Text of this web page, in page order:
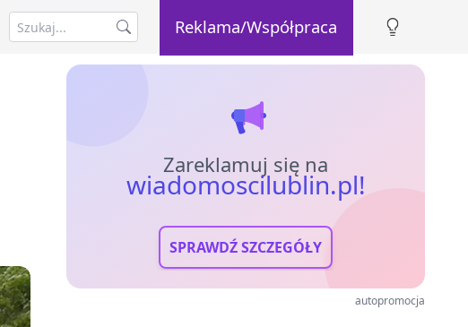
Reklama/Współpraca
Zareklamuj się na
wiadomoscilublin.pl!
SPRAWDŹ SZCZEGÓŁY
autopromocja